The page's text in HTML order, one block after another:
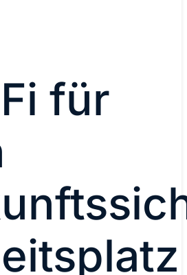
für